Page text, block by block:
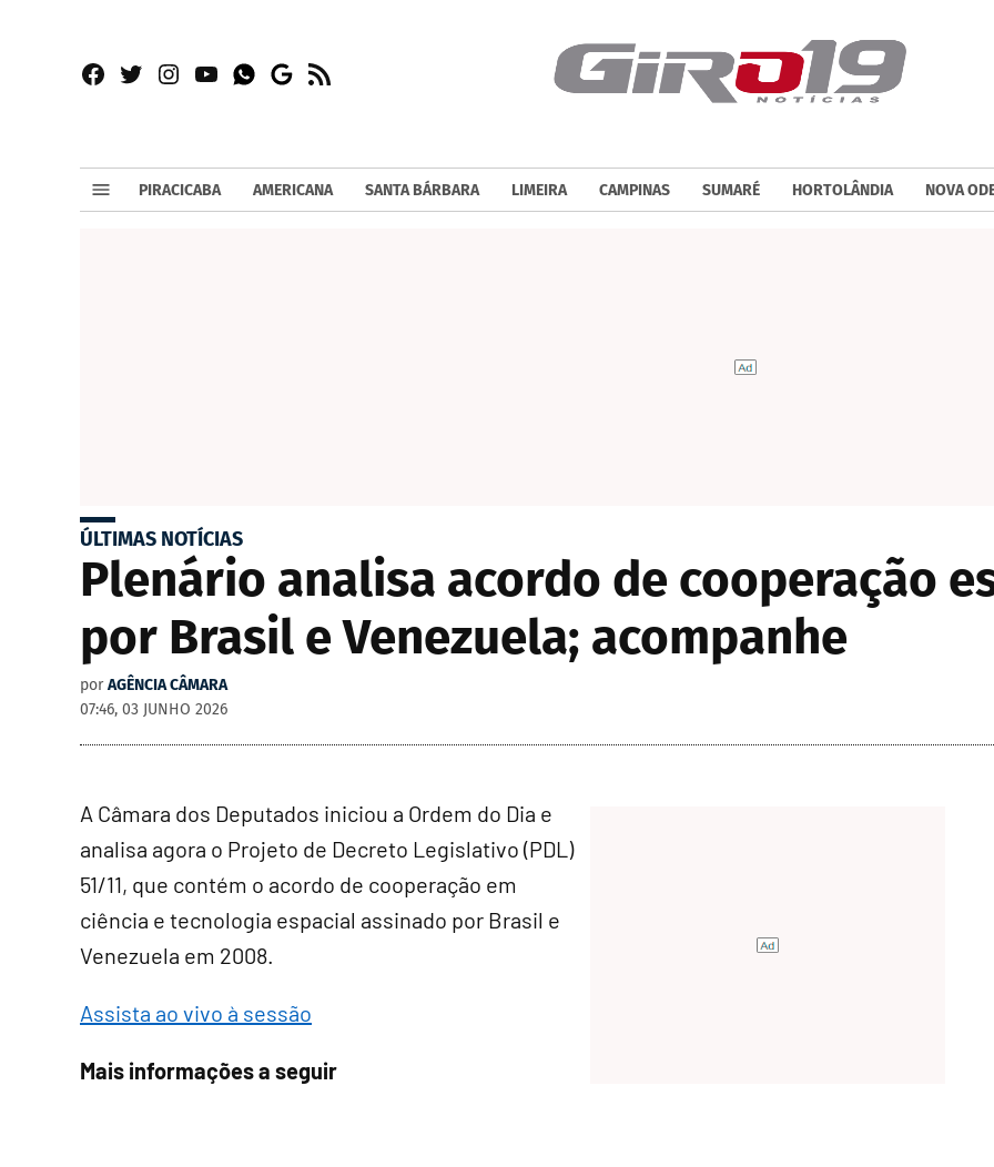
Facebook
TwitterInstagram
YouTubeWhatsapp
Google
RSS
PIRACICABA AMERICANA SANTA BÁRBARA LIMEIRA CAMPINAS SUMARÉ HORTOLÂNDIA NOVA
ÚLTIMAS NOTÍCIAS
Plenário analisa acordo de cooperação
por Brasil e Venezuela; acompanhe
por AGÊNCIA CÂMARA
07:46, 03 JUNHO 2026
A Câmara dos Deputados iniciou a Ordem do Dia e
analisa agora o Projeto de Decreto Legislativo (PDL)
51/11, que contém o acordo de cooperação em
ciência e tecnologia espacial assinado por Brasil e
Venezuela em 2008.
Assista ao vivo à sessão
Mais informações a seguir